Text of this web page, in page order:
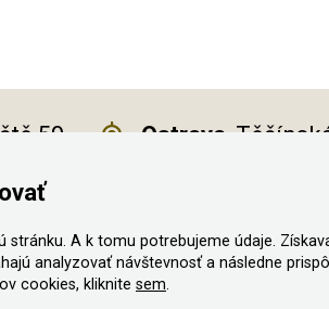
59 Ostrava,
vyhradené
stránku. A k tomu potrebujeme údaje.
analyzovať návštevnosť a následne
cookies, kliknite sem.